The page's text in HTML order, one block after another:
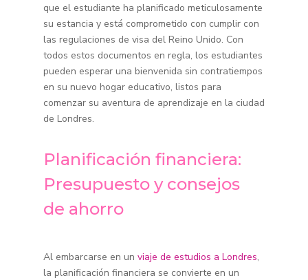
que el estudiante ha planificado meticulosamente
su estancia y está comprometido con cumplir con
las regulaciones de visa del Reino Unido. Con
todos estos documentos en regla, los estudiantes
pueden esperar una bienvenida sin contratiempos
en su nuevo hogar educativo, listos para
comenzar su aventura de aprendizaje en la ciudad
de Londres.
Planificación financiera:
Presupuesto y consejos
de ahorro
Al embarcarse en un viaje de estudios a Londres,
la planificación financiera se convierte en un